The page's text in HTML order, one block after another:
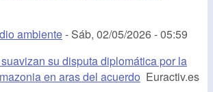
ambiente- Sáb, 02/05/2026 - 05:59
su disputa diplomática por la
en aras del acuerdo Euractiv.es